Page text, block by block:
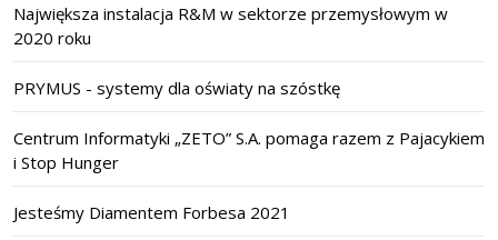
Największa instalacja R&M w sektorze przemysłowym w
2020 roku
PRYMUS - systemy dla oświaty na szóstkę
Centrum Informatyki „ZETO” S.A. pomaga razem z Pajacykiem
i Stop Hunger
Jesteśmy Diamentem Forbesa 2021